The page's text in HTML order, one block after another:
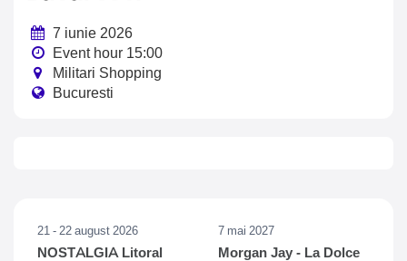
7 iunie 2026
Event hour 15:00
Militari Shopping
Bucuresti
21 - 22 august 2026
NOSTALGIA Litoral
7 mai 2027
Morgan Jay - La Dolce